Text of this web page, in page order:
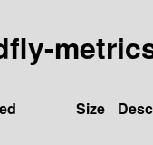
Size